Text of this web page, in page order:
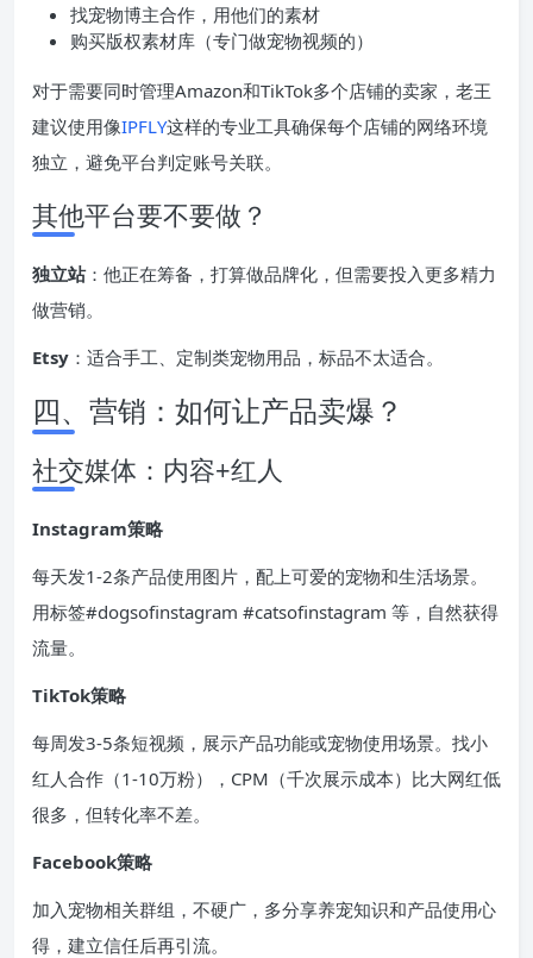
找宠物博主合作，用他们的素材
购买版权素材库（专门做宠物视频的）
对于需要同时管理Amazon和TikTok多个店铺的卖家，老王
建议使用像IPFLY这样的专业工具确保每个店铺的网络环境
独立，避免平台判定账号关联。
其他平台要不要做？
独立站：他正在筹备，打算做品牌化，但需要投入更多精力
做营销。
Etsy ：适合手工、定制类宠物用品，标品不太适合。
四、营销：如何让产品卖爆？
社交媒体：内容+红人
Instagram策略
每天发1-2条产品使用图片，配上可爱的宠物和生活场景。
用标签#dogsofinstagram #catsofinstagram 等，自然获得
流量。
TikTok策略
每周发3-5条短视频，展示产品功能或宠物使用场景。找小
红人合作（1-10万粉），CPM（千次展示成本）比大网红低
很多，但转化率不差。
Facebook策略
加入宠物相关群组，不硬广，多分享养宠知识和产品使用心
得，建立信任后再引流。